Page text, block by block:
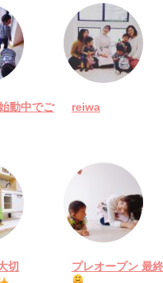
動中でご
reiwa
切
プレオープン 最